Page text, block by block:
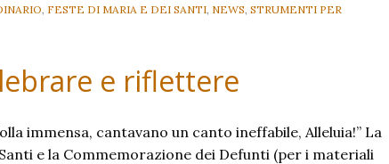
FESTE DI MARIA E DEI SANTI NEWS STRUMENTI PER
e riflettere
immensa, cantavano un canto ineffabile, Alleluia!” La
e la Commemorazione dei Defunti (per i materiali